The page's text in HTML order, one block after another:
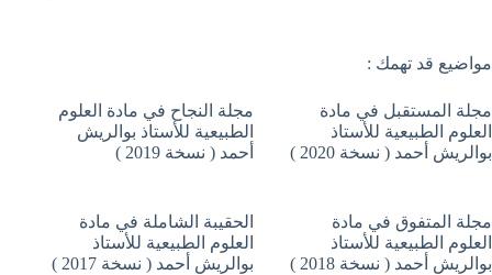
مواضيع قد تهمك :
مجلة المستقبل في مادة
العلوم الطبيعية للأستاذ
بوالريش أحمد ( نسخة 2020 )
مجلة النجاح في مادة العلوم
الطبيعية للأستاذ بوالريش
أحمد ( نسخة 2019 )
مجلة المتفوق في مادة
العلوم الطبيعية للأستاذ
بوالريش أحمد ( نسخة 2018 )
الحقيبة الشاملة في مادة
العلوم الطبيعية للأستاذ
بوالريش أحمد ( نسخة 2017 )